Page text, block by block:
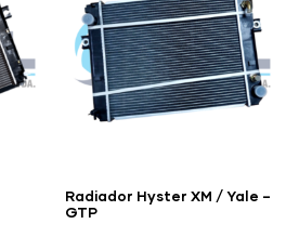
Radiador Hyster XM / Yale –
GTP